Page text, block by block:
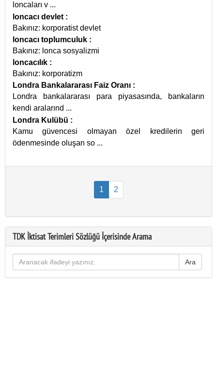
loncaları v ...
loncacı devlet :
Bakınız: korporatist devlet
loncacı toplumculuk :
Bakınız: lonca sosyalizmi
loncacılık :
Bakınız: korporatizm
Londra Bankalararası Faiz Oranı :
Londra bankalararası para piyasasında, bankaların
kendi aralarınd ...
Londra Kulübü :
Kamu güvencesi olmayan özel kredilerin geri
ödenmesinde oluşan so ...
1 2
TDK İktisat Terimleri Sözlüğü İçerisinde Arama